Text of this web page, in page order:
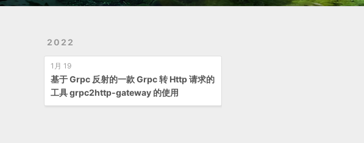
2022
1月 19
基于 Grpc 反射的一款 Grpc 转 Http 请求的
工具 grpc2http-gateway 的使用